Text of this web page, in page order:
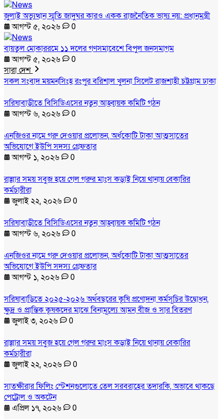
জুলাই অভ্যুত্থান স্মৃতি জাদুঘর কারও একক রাজনৈতিক ভাষ্য নয়: প্রধানমন্ত্রী
আগস্ট ৫, ২০২৬
0
বায়তুল মোকাররমে ১১ দলের গণসমাবেশে বিপুল জনসমাগম
আগস্ট ৫, ২০২৬
0
সারা দেশ
সকল সংবাদময়মনসিংহরংপুরবরিশালখুলনাসিলেটরাজশাহীচট্টগ্রামঢাকা
সরিষাবাড়ীতে বিসিডিএসের নতুন আহ্বায়ক কমিটি গঠন
আগস্ট ৬, ২০২৬
0
এনজিওর নামে গরু দেওয়ার প্রলোভন, অর্ধকোটি টাকা আত্মসাতের
অভিযোগে ইউপি সদস্য গ্রেফতার
আগস্ট ১, ২০২৬
0
রান্নার সময় সবুজ হয়ে গেল গরুর মাংস কড়াই নিয়ে থানায় বেকারির
কর্মচারীরা
জুলাই ২২, ২০২৬
0
সরিষাবাড়ীতে বিসিডিএসের নতুন আহ্বায়ক কমিটি গঠন
আগস্ট ৬, ২০২৬
0
এনজিওর নামে গরু দেওয়ার প্রলোভন, অর্ধকোটি টাকা আত্মসাতের
অভিযোগে ইউপি সদস্য গ্রেফতার
আগস্ট ১, ২০২৬
0
সরিষাবাড়িতে ২০২৫-২০২৬ অর্থবছরের কৃষি প্রণোদনা কর্মসূচির উদ্বোধন,
ক্ষুদ্র ও প্রান্তিক কৃষকদের মাঝে বিনামূল্যে আমন বীজ ও সার বিতরণ
জুলাই ৩, ২০২৬
0
রান্নার সময় সবুজ হয়ে গেল গরুর মাংস কড়াই নিয়ে থানায় বেকারির
কর্মচারীরা
জুলাই ২২, ২০২৬
0
সাতক্ষীরার ফিলিং স্টেশনগুলোতে তেল সরবরাহের তদারকি, অভাবে থাকছে
পেট্রোল ও অকটেন
এপ্রিল ১৭, ২০২৬
0